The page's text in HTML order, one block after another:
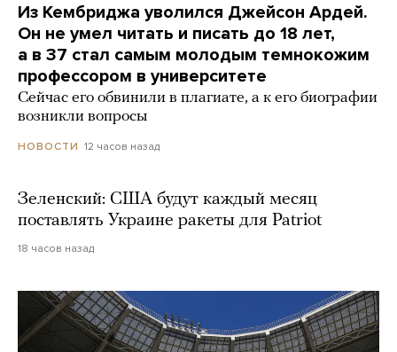
Из Кембриджа уволился Джейсон Ардей.
Он не умел читать и писать до 18 лет,
а в 37 стал самым молодым темнокожим
профессором в университете
Сейчас его обвинили в плагиате, а к его биографии
возникли вопросы
НОВОСТИ 12 часов назад
Зеленский: США будут каждый месяц
поставлять Украине ракеты для Patriot
18 часов назад